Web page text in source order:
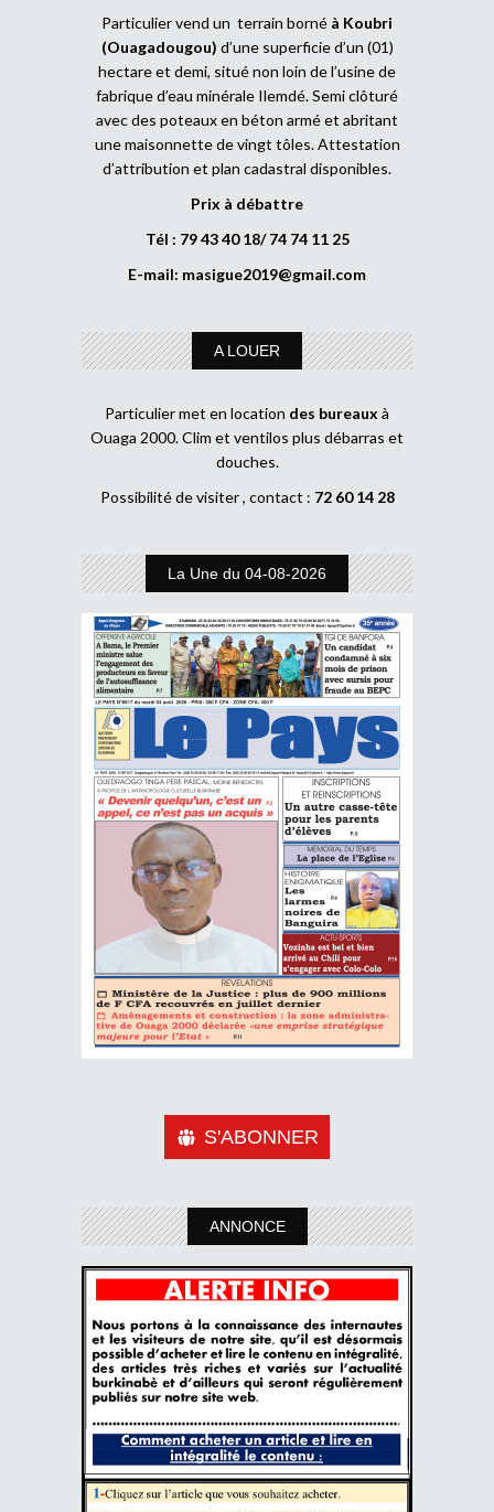
Particulier vend un terrain borné à Koubri
(Ouagadougou) d’une superficie d’un (01)
hectare et demi, situé non loin de l’usine de
fabrique d’eau minérale Ilemdé. Semi clôturé
avec des poteaux en béton armé et abritant
une maisonnette de vingt tôles. Attestation
d’attribution et plan cadastral disponibles.
Prix à débattre
Tél : 79 43 40 18/ 74 74 11 25
E-mail: masigue2019@gmail.com
A LOUER
Particulier met en location des bureaux à
Ouaga 2000. Clim et ventilos plus débarras et
douches.
Possibilité de visiter , contact : 72 60 14 28
La Une du 04-08-2026
S'ABONNER
ANNONCE